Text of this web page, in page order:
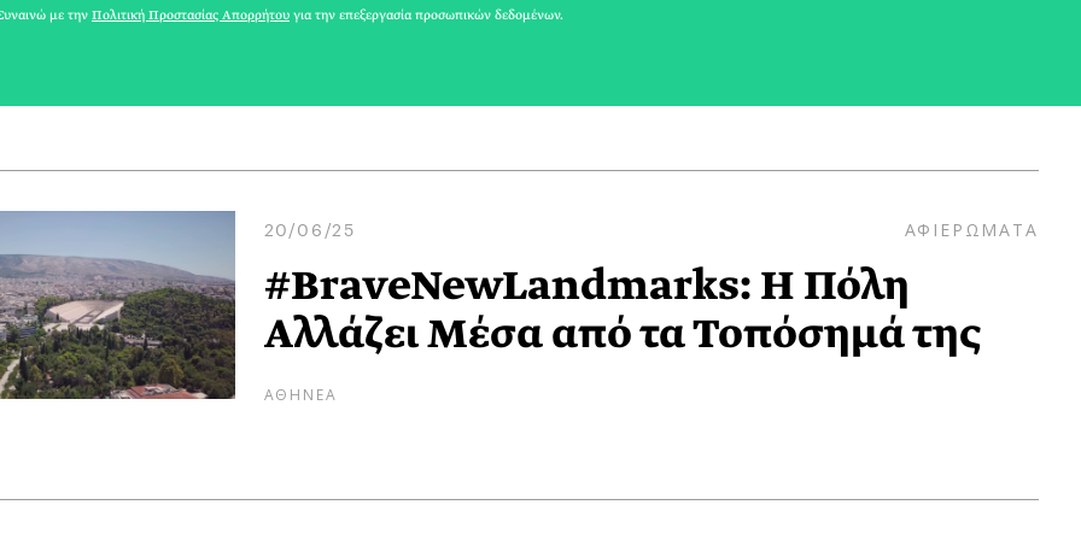
20/06/25 ΑΦΙΕΡΩΜΑΤΑ
#BraveNewLandmarks: Η Πόλη
Αλλάζει Μέσα από τα Τοπόσημά της
ΑΘΗΝΕΑ
με την Πολιτική Προστασίας Απορρήτου για την επεξεργασία προσωπικών δεδομένων.